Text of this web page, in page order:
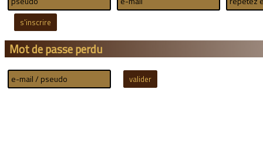
Mot de passe perdu